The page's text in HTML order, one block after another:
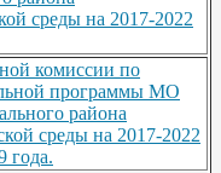
среды на 2017-2022
комиссии по
программы МО
района
среды на 2017-2022
года.